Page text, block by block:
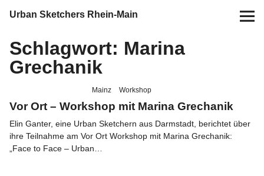
Urban Sketchers Rhein-Main
Home
10 Jahre USk Rhein-Main
Zeichen-Projekte
Schlagwort: Marina
Grechanik
Mainz Workshop
Vor Ort – Workshop mit Marina Grechanik
Elin Ganter, eine Urban Sketchern aus Darmstadt, berichtet über
ihre Teilnahme am Vor Ort Workshop mit Marina Grechanik:
„Face to Face – Urban…